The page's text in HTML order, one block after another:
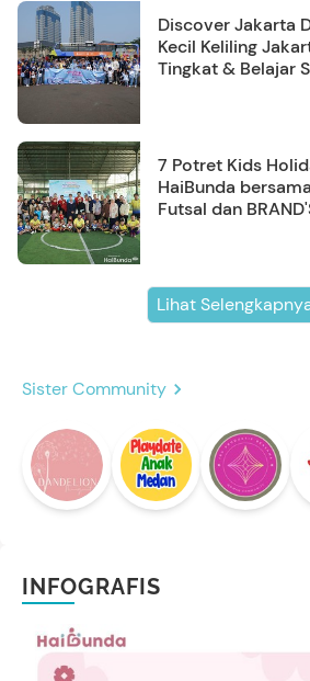
Discover Jakarta
Kecil Keliling
Tingkat & Belajar
7 Potret Kids
HaiBunda
Futsal dan
Lihat
Sister Community
INFOGRAFIS